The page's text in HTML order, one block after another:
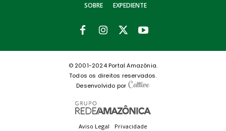
SOBRE EXPEDIENTE
© 2001-2024 Portal Amazônia.
Todos os direitos reservados.
Desenvolvido por
Aviso Legal Privacidade